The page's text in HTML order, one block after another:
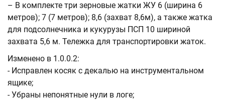
– В комплекте три зерновые жатки ЖУ 6 (ширина 6
метров); 7 (7 метров); 8,6 (захват 8,6м), а также жатка
для подсолнечника и кукурузы ПСП 10 шириной
захвата 5,6 м. Тележка для транспортировки жаток.
Изменено в 1.0.0.2:
- Исправлен косяк с декалью на инструментальном
ящике;
- Убраны непонятные нули в логе;